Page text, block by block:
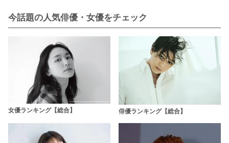
今話題の人気俳優・女優をチェック
女優ランキング【総合】 俳優ランキング【総合】